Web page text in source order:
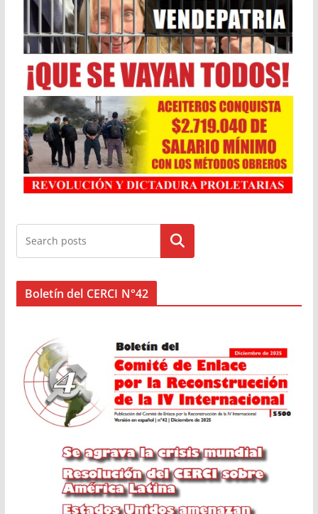
Buscar
Boletín del CERCI N°42